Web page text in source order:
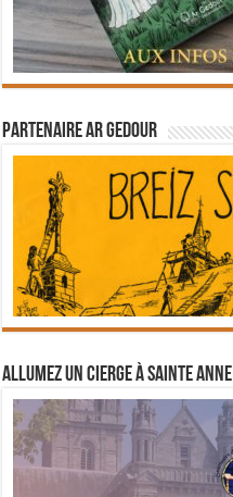
Partenaire Ar Gedour
Allumez un cierge à Sainte Anne